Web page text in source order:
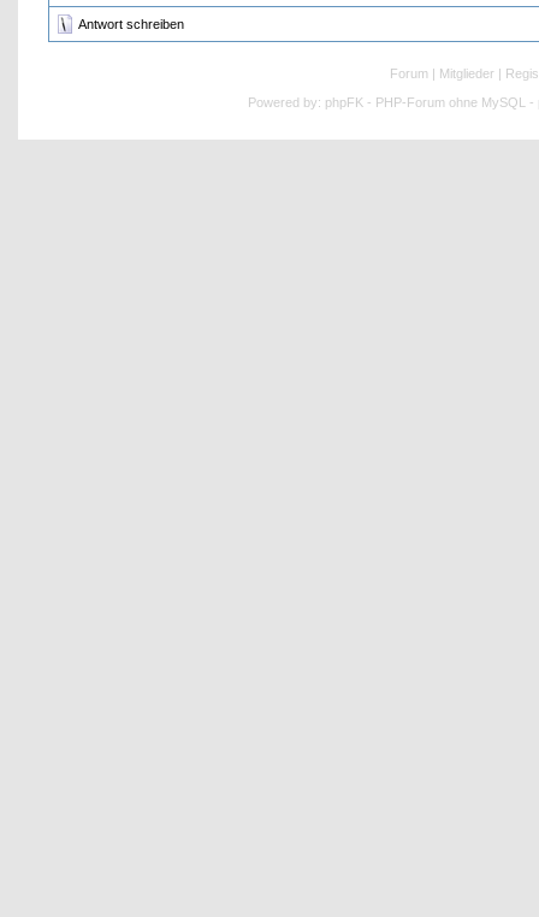
Antwort schreiben
Forum | Mitglieder |
Powered by: phpFK - PHP-Forum ohne MySQL -